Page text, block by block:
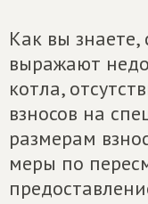
Как вы
выражают
котла,
взносов на
размерам
меры по